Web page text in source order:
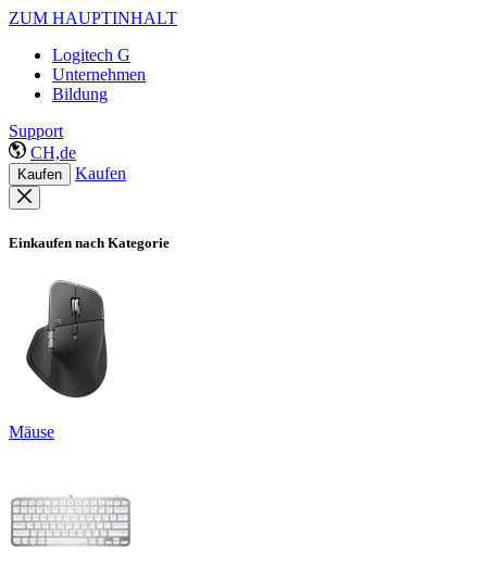
ZUM HAUPTINHALT
Logitech G
Unternehmen
Bildung
Support
CH,de
Kaufen Kaufen
Einkaufen nach Kategorie
Mäuse